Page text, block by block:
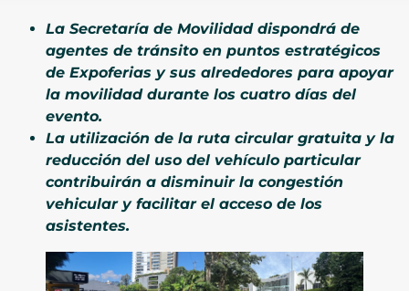
La Secretaría de Movilidad dispondrá de
agentes de tránsito en puntos estratégicos
de Expoferias y sus alrededores para apoyar
la movilidad durante los cuatro días del
evento.
La utilización de la ruta circular gratuita y la
reducción del uso del vehículo particular
contribuirán a disminuir la congestión
vehicular y facilitar el acceso de los
asistentes.